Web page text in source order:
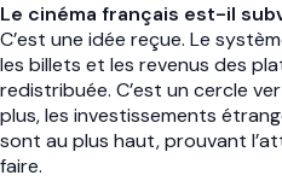
Le cinéma français est-il
C’est une idée reçue. Le
les billets et les revenus des
redistribuée. C’est un cercle
plus, les investissements
sont au plus haut, prouvant
faire.